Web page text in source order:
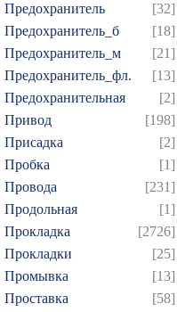
Предохранитель
[32]
Предохранитель_б
[18]
Предохранитель_м
[21]
Предохранитель_фл.
[13]
Предохранительная
[2]
Привод
[198]
Присадка
[2]
Пробка
[1]
Провода
[231]
Продольная
[1]
Прокладка
[2726]
Прокладки
[25]
Промывка
[13]
Проставка
[58]